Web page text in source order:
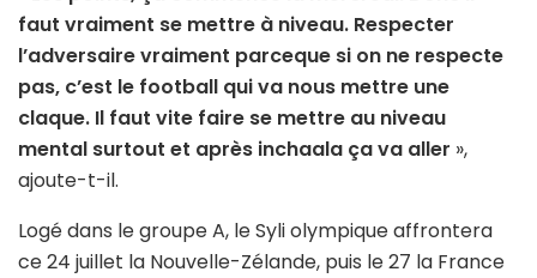
faut vraiment se mettre à niveau. Respecter
l’adversaire vraiment parceque si on ne respecte
pas, c’est le football qui va nous mettre une
claque. Il faut vite faire se mettre au niveau
mental surtout et après inchaala ça va aller »,
ajoute-t-il.
Logé dans le groupe A, le Syli olympique affrontera
ce 24 juillet la Nouvelle-Zélande, puis le 27 la France